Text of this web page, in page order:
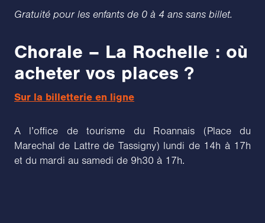
Gratuité pour les enfants de 0 à 4 ans sans billet.
Chorale – La Rochelle : où
acheter vos places ?
Sur la billetterie en ligne
A l’office de tourisme du Roannais (Place du
Marechal de Lattre de Tassigny) lundi de 14h à 17h
et du mardi au samedi de 9h30 à 17h.